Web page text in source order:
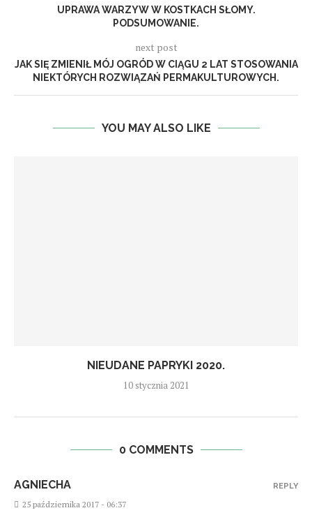
UPRAWA WARZYW W KOSTKACH SŁOMY.
PODSUMOWANIE.
next post
JAK SIĘ ZMIENIŁ MÓJ OGRÓD W CIĄGU 2 LAT STOSOWANIA
NIEKTÓRYCH ROZWIĄZAŃ PERMAKULTUROWYCH.
YOU MAY ALSO LIKE
NIEUDANE PAPRYKI 2020.
10 stycznia 2021
0 COMMENTS
AGNIECHA
25 października 2017 - 06:37
REPLY